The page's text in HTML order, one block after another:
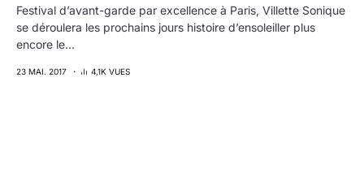
Festival d’avant-garde par excellence à Paris, Villette Sonique
se déroulera les prochains jours histoire d’ensoleiller plus
encore le…
23 MAI. 2017 4,1K VUES